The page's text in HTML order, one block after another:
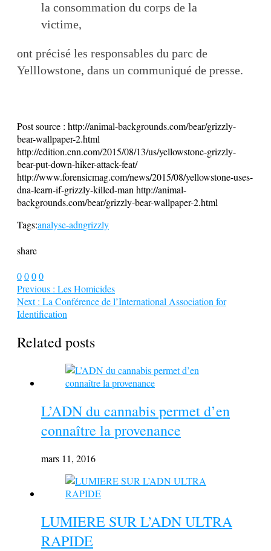
la consommation du corps de la
victime,
ont précisé les responsables du parc de
Yelllowstone, dans un communiqué de presse.
Post source : http://animal-backgrounds.com/bear/grizzly-
bear-wallpaper-2.html
http://edition.cnn.com/2015/08/13/us/yellowstone-grizzly-
bear-put-down-hiker-attack-feat/
http://www.forensicmag.com/news/2015/08/yellowstone-uses-
dna-learn-if-grizzly-killed-man http://animal-
backgrounds.com/bear/grizzly-bear-wallpaper-2.html
Tags:analyse-adngrizzly
share
0000
Previous : Les Homicides
Next : La Conférence de l’International Association for
Identification
Related posts
L’ADN du cannabis permet d’en
connaître la provenance
mars 11, 2016
LUMIERE SUR L’ADN ULTRA
RAPIDE